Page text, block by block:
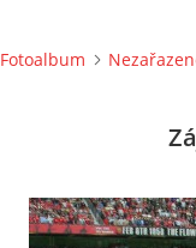
Fotoalbum